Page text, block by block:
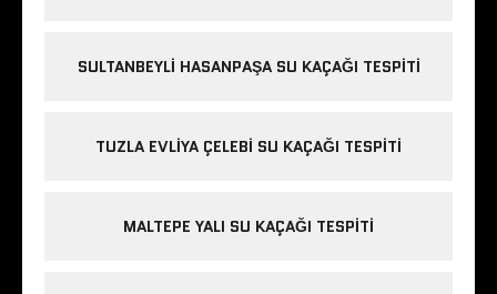
SULTANBEYLI HASANPAŞA SU KAÇAĞI TESPITI
TUZLA EVLIYA ÇELEBI SU KAÇAĞI TESPITI
MALTEPE YALI SU KAÇAĞI TESPITI